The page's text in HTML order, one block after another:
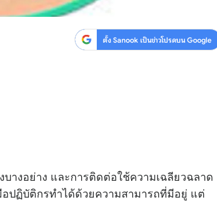
ตั้ง Sanook เป็นข่าวโปรดบน Google
างอย่าง และการติดต่อใช้ความเฉลียวฉลาด
ปฏิบัติกรทำได้ด้วยความสามารถที่มีอยู่ แต่